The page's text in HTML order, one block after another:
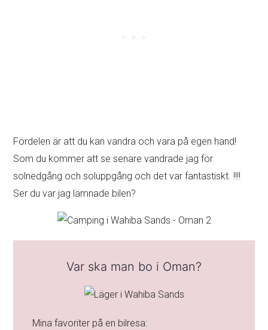
Fördelen är att du kan vandra och vara på egen hand!
Som du kommer att se senare vandrade jag för
solnedgång och soluppgång och det var fantastiskt. !!!!
Ser du var jag lämnade bilen?
Var ska man bo i Oman?
Mina favoriter på en bilresa: